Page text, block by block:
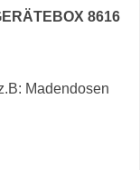
8616
Madendosen